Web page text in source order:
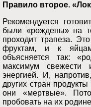
Правило второе.
Рекомендуется
были «рождены» на
проходит трапеза.
фруктам, и к
объясняется так:
максимум свежести
энергией. И,
других стран
они «мертвые».
пробовать на их